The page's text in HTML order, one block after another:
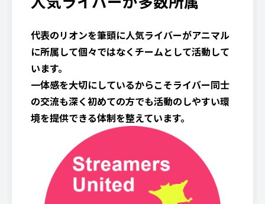
代表のリオンを筆頭に人気ライバーがアニマル
に所属して個々ではなくチームとして活動して
います。
一体感を大切にしているからこそライバー同士
の交流も深く初めての方でも活動のしやすい環
境を提供できる体制を整えています。